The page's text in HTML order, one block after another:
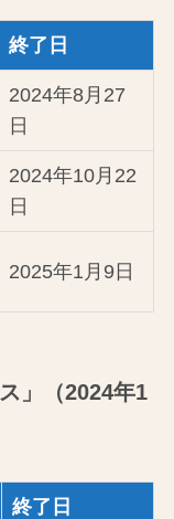
終了日
2024年8月27
日
2024年10月22
日
2025年1月9日
」（2024年1
終了日